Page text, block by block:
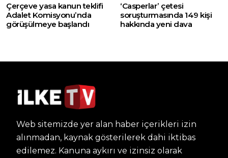
Çerçeve yasa kanun teklifi
Adalet Komisyonu’nda
görüşülmeye başlandı
‘Casperlar’ çetesi
soruşturmasında 149 kişi
hakkında yeni dava
Web sitemizde yer alan haber içerikleri izin
alınmadan, kaynak gösterilerek dahi iktibas
edilemez. Kanuna aykırı ve izinsiz olarak